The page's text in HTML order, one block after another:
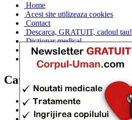
Home
Acest site utilizeaza cookies
Contact
Descarca, GRATUIT, cadoul tau!
Dictionar medical
Dr. Cristina IANUC
Linkuri utile
Categorii
Diete si cure de slabire
(706)
Afectiuni si Boli
(401)